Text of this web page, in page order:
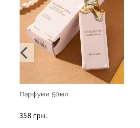
Парфуми 50мл
358 грн.